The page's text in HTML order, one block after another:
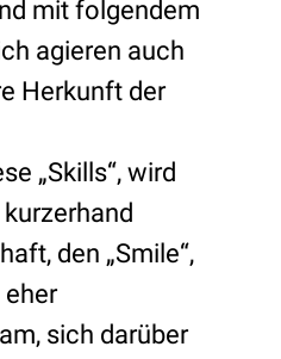
mit folgendem
agieren auch
Herkunft der
„Skills“, wird
den „Smile“,
sich darüber